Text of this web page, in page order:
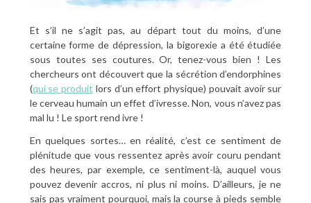
Et s’il ne s’agit pas, au départ tout du moins, d’une
certaine forme de dépression, la bigorexie a été étudiée
sous toutes ses coutures. Or, tenez-vous bien ! Les
chercheurs ont découvert que la sécrétion d’endorphines
(qui se produit lors d’un effort physique) pouvait avoir sur
le cerveau humain un effet d’ivresse. Non, vous n’avez pas
mal lu ! Le sport rend ivre !
En quelques sortes… en réalité, c’est ce sentiment de
plénitude que vous ressentez après avoir couru pendant
des heures, par exemple, ce sentiment-là, auquel vous
pouvez devenir accros, ni plus ni moins. D’ailleurs, je ne
sais pas vraiment pourquoi, mais la course à pieds semble